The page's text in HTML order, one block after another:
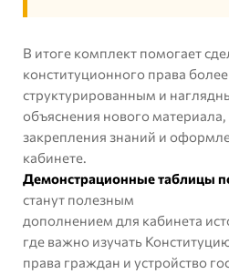
В итоге комплект помогает
конституционного права
структурированным и
объяснения нового материала,
закрепления знаний и
кабинете.
Демонстрационные таблицы
станут полезным
дополнением для кабинета
где важно изучать
права граждан и устройство